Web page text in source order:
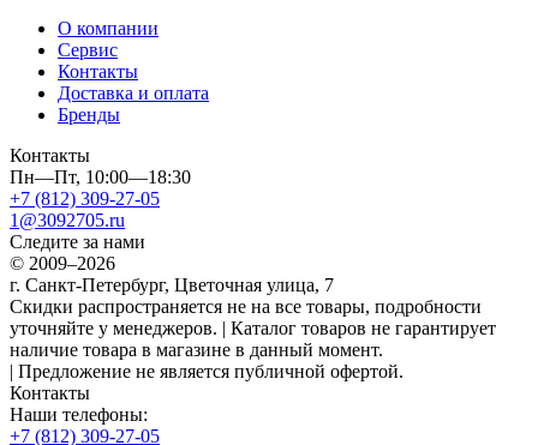
О компании
Сервис
Контакты
Доставка и оплата
Бренды
Контакты
Пн—Пт, 10:00—18:30
+7 (812) 309-27-05
1@3092705.ru
Следите за нами
© 2009–2026
г. Санкт-Петербург, Цветочная улица, 7
Скидки распространяется не на все товары, подробности
уточняйте у менеджеров. | Каталог товаров не гарантирует
наличие товара в магазине в данный момент.
| Предложение не является публичной офертой.
Контакты
Наши телефоны:
+7 (812) 309-27-05